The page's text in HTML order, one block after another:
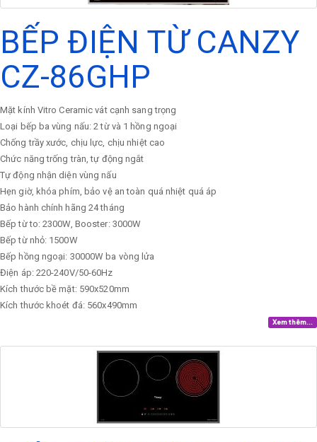
BẾP ĐIỆN TỪ CANZY
CZ-86GHP
Mặt kính Vitro Ceramic vát cạnh sang trọng
Loại bếp ba vùng nấu: 2 từ và 1 hồng ngoại
Chống trầy xước, chịu lực, chịu nhiệt cao
Chức năng trống tràn, tự động ngắt
Tự động nhận diện vùng nấu
Hẹn giờ, khóa phím, bảo vệ an toàn quá nhiệt quá áp
Bảo hành chính hãng 24 tháng
Bếp từ to: 2300W, Booster: 3000W
Bếp từ nhỏ: 1500W
Bếp hồng ngoại: 30000W ba vòng lửa
Điện áp: 220-240V/50-60Hz
Kích thước bề mặt: 590x520mm
Kích thước khoét đá: 560x490mm
Xem thêm...